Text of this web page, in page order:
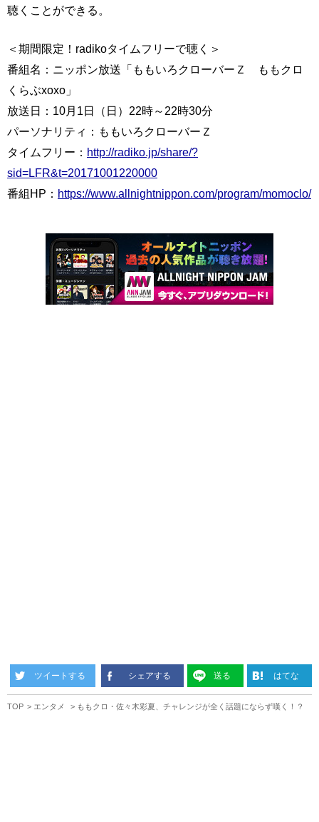
聴くことができる。
＜期間限定！radikoタイムフリーで聴く＞
番組名：ニッポン放送「ももいろクローバーＺ ももクロ
くらぶxoxo」
放送日：10月1日（日）22時～22時30分
パーソナリティ：ももいろクローバーＺ
タイムフリー： http://radiko.jp/share/?
sid=LFR&t=20171001220000
番組HP： https://www.allnightnippon.com/program/momoclo/
ツイートする シェアする 送る はてな
TOP エンタメ ももクロ・佐々木彩夏、チャレンジが全く話題にならず嘆く！？